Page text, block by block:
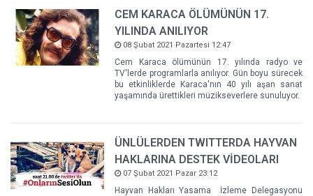
CEM KARACA ÖLÜMÜNÜN 17.
YILINDA ANILIYOR
08 Şubat 2021 Pazartesi 12:47
Cem Karaca ölümünün 17. yılında radyo ve
TV'lerde programlarla anılıyor. Gün boyu sürecek
bu etkinliklerde Karaca'nın 40 yılı aşan sanat
yaşamında ürettikleri müzikseverlere sunuluyor.
ÜNLÜLERDEN TWITTERDA HAYVAN
HAKLARINA DESTEK VİDEOLARI
07 Şubat 2021 Pazar 23:12
Hayvan Hakları Yasama İzleme Delegasyonu